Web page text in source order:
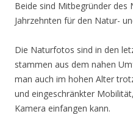
Beide sind Mitbegründer des
Jahrzehnten für den Natur-
Die Naturfotos sind in den
stammen aus dem nahen
man auch im hohen Alter
und eingeschränkter
Kamera einfangen kann.